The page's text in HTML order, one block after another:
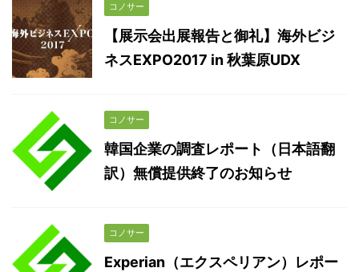
コノサー
【展示会出展報告と御礼】海外ビジ
ネスEXPO2017 in 秋葉原UDX
コノサー
韓国企業の調査レポート（日本語翻
訳）無償提供終了のお知らせ
コノサー
Experian（エクスペリアン）レポー